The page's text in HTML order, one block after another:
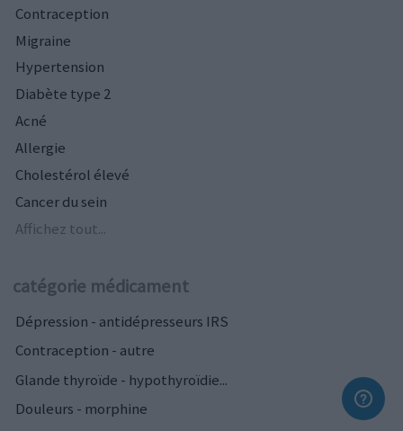
Contraception
Migraine
Hypertension
Diabète type 2
Acné
Allergie
Cholestérol élevé
Cancer du sein
Affichez tout...
catégorie médicament
Dépression - antidépresseurs IRS
Contraception - autre
Glande thyroïde - hypothyroïdie...
Douleurs - morphine